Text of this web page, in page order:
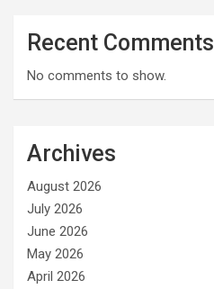
Recent Comments
No comments to show.
Archives
August 2026
July 2026
June 2026
May 2026
April 2026